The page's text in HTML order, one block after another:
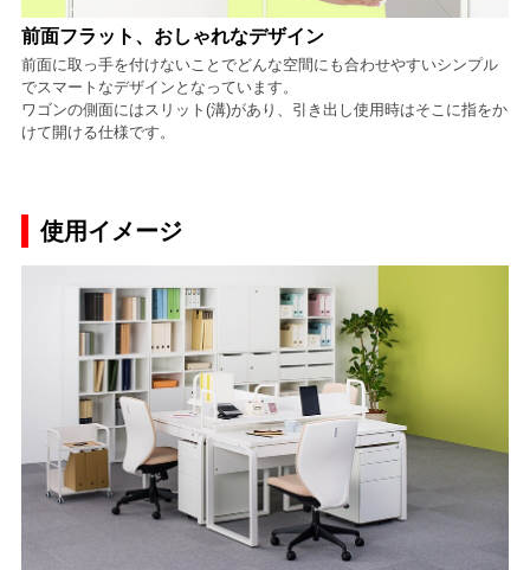
前面フラット、おしゃれなデザイン
前面に取っ手を付けないことでどんな空間にも合わせやすいシンプル
でスマートなデザインとなっています。
ワゴンの側面にはスリット(溝)があり、引き出し使用時はそこに指をか
けて開ける仕様です。
使用イメージ